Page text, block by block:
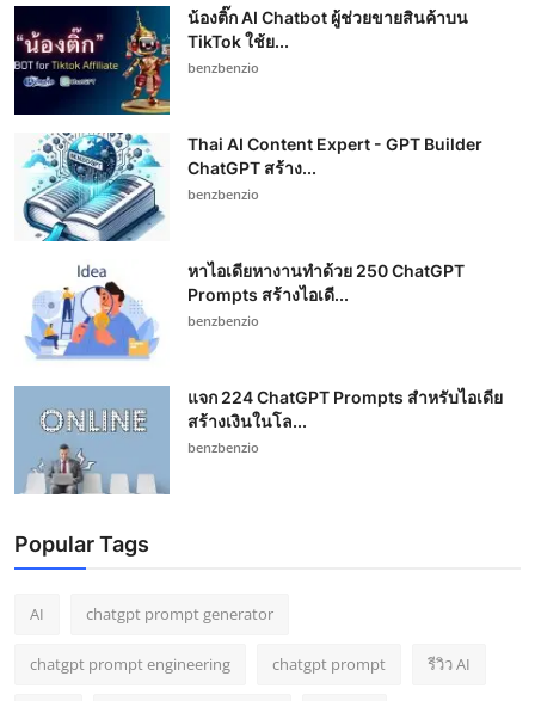
น้องติ๊ก AI Chatbot ผู้ช่วยขายสินค้าบน
TikTok ใช้ย...
benzbenzio
Thai AI Content Expert - GPT Builder
ChatGPT สร้าง...
benzbenzio
หาไอเดียหางานทำด้วย 250 ChatGPT
Prompts สร้างไอเดี...
benzbenzio
แจก 224 ChatGPT Prompts สำหรับไอเดีย
สร้างเงินในโล...
benzbenzio
Popular Tags
AI chatgpt prompt generator
chatgpt prompt engineering chatgpt prompt รีวิว AI